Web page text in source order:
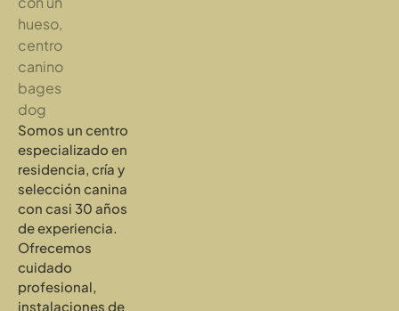
Somos un centro
especializado en
residencia, cría y
selección canina
con casi 30 años
de experiencia.
Ofrecemos
cuidado
profesional,
instalaciones de